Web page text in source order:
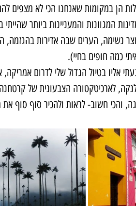
הן במקומות שאנחנו הכי לא מצפים
המגוונות והמעניינות ביותר
נשימה, הערים שבה אדירות בהגזמה,
כמה חופים בחיי).
אליו בטיול הגדול שלי לדרום
לארכיטקטורה הצבעונית של
והכי חשוב- לראות ולהכיר סוף סוף את